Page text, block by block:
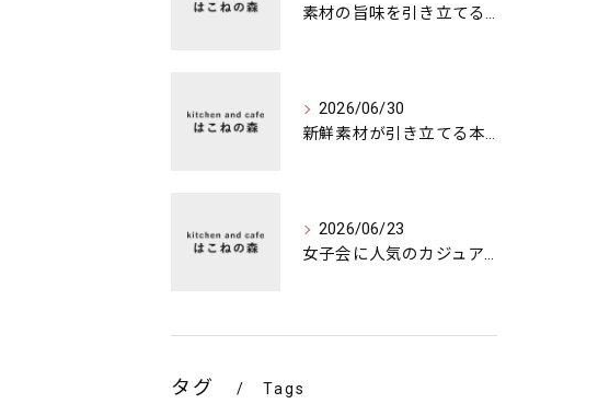
素材の旨味を引き立てる特別な夜のカフェディナー
2026/06/30
新鮮素材が引き立てる本格ランチの魅力
2026/06/23
女子会に人気のカジュアルカフェの楽しみ方
タグ Tags